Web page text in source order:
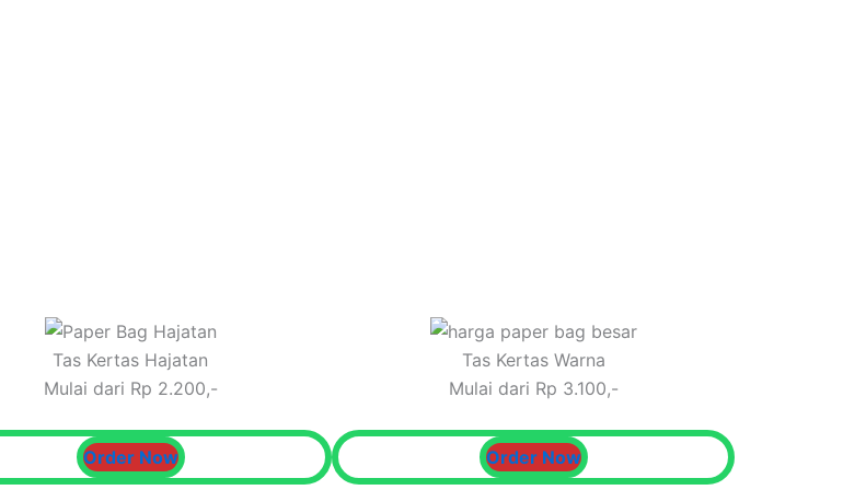
Tas Kertas Hajatan
Mulai dari Rp 2.200,-
Order Now
Tas Kertas Warna
Mulai dari Rp 3.100,-
Order Now